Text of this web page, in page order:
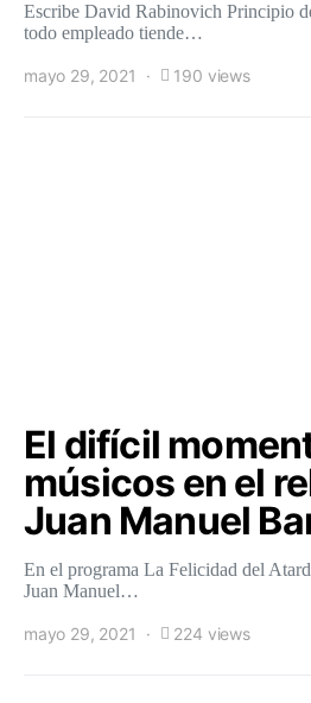
Escribe David Rabinovich Principio
todo empleado tiende…
mayo 29, 2021 190 views
El difícil
músicos en el
Juan Manuel
En el programa La Felicidad del
Juan Manuel…
mayo 29, 2021 224 views